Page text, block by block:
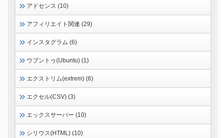
アドセンス (10)
アフィリエイト関連 (29)
インスタグラム (6)
ウブントゥ(Ubuntu) (1)
エクストリム(extrem) (6)
エクセル(CSV) (3)
エックスサーバー (10)
シリウス(HTML) (10)